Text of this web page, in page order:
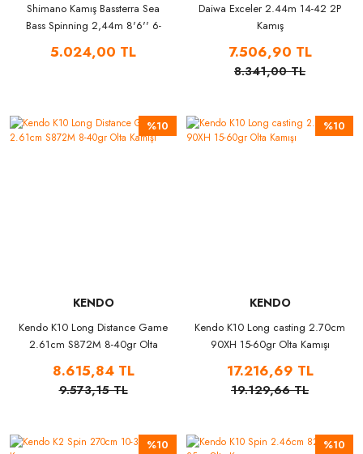
Shimano Kamış Bassterra Sea
Bass Spinning 2,44m 8'6'' 6-
5.024,00 TL
Daiwa Exceler 2.44m 14-42 2P
Kamış
7.506,90 TL
8.341,00 TL
%10
KENDO
Kendo K10 Long Distance Game
2.61cm S872M 8-40gr Olta
8.615,84 TL
9.573,15 TL
%10
KENDO
Kendo K10 Long casting 2.70cm
90XH 15-60gr Olta Kamışı
17.216,69 TL
19.129,66 TL
%10 %10